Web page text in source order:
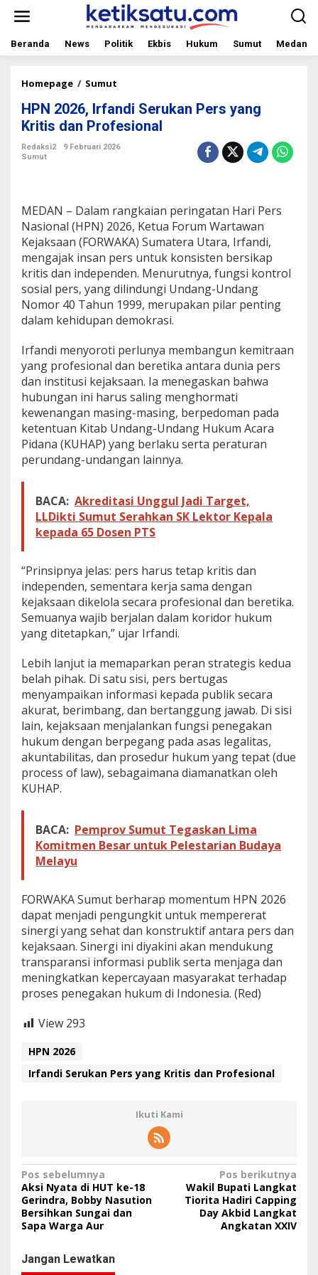
t
Beranda News Politik Ekbis Hukum Sumut Medan
Homepage / Sumut
N
2
0
2
f
a
n
d
i
S
e
r
u
k
n
P
e
s
y
a
n
g
K
t
i
s
n
P
o
f
e
i
n
a
l
HPN 2026, Irfandi Serukan Pers yang
Kritis dan Profesional
Redaksi2
9 Februari 2026
Sumut
MEDAN – Dalam rangkaian peringatan Hari Pers
Nasional (HPN) 2026, Ketua Forum Wartawan
Kejaksaan (FORWAKA) Sumatera Utara, Irfandi,
mengajak insan pers untuk konsisten bersikap
kritis dan independen. Menurutnya, fungsi kontrol
sosial pers, yang dilindungi Undang-Undang
Nomor 40 Tahun 1999, merupakan pilar penting
dalam kehidupan demokrasi.
Irfandi menyoroti perlunya membangun kemitraan
yang profesional dan beretika antara dunia pers
dan institusi kejaksaan. Ia menegaskan bahwa
hubungan ini harus saling menghormati
kewenangan masing-masing, berpedoman pada
ketentuan Kitab Undang-Undang Hukum Acara
Pidana (KUHAP) yang berlaku serta peraturan
perundang-undangan lainnya.
BACA: Akreditasi Unggul Jadi Target,
LLDikti Sumut Serahkan SK Lektor Kepala
kepada 65 Dosen PTS
“Prinsipnya jelas: pers harus tetap kritis dan
independen, sementara kerja sama dengan
kejaksaan dikelola secara profesional dan beretika.
Semuanya wajib berjalan dalam koridor hukum
yang ditetapkan,” ujar Irfandi.
Lebih lanjut ia memaparkan peran strategis kedua
belah pihak. Di satu sisi, pers bertugas
menyampaikan informasi kepada publik secara
akurat, berimbang, dan bertanggung jawab. Di sisi
lain, kejaksaan menjalankan fungsi penegakan
hukum dengan berpegang pada asas legalitas,
akuntabilitas, dan prosedur hukum yang tepat (due
process of law), sebagaimana diamanatkan oleh
KUHAP.
BACA: Pemprov Sumut Tegaskan Lima
Komitmen Besar untuk Pelestarian Budaya
Melayu
FORWAKA Sumut berharap momentum HPN 2026
dapat menjadi pengungkit untuk mempererat
sinergi yang sehat dan konstruktif antara pers dan
kejaksaan. Sinergi ini diyakini akan mendukung
transparansi informasi publik serta menjaga dan
meningkatkan kepercayaan masyarakat terhadap
proses penegakan hukum di Indonesia. (Red)
View 293
HPN 2026
Irfandi Serukan Pers yang Kritis dan Profesional
Ikuti Kami
N
a
v
g
Pos sebelumnya
Aksi Nyata di HUT ke-18
Gerindra, Bobby Nasution
Bersihkan Sungai dan
Sapa Warga Aur
Pos berikutnya
Wakil Bupati Langkat
Tiorita Hadiri Capping
Day Akbid Langkat
Angkatan XXIV
Jangan Lewatkan